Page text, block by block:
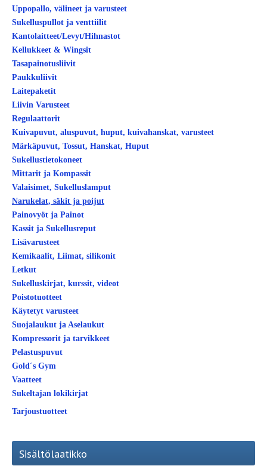
Uppopallo, välineet ja varusteet
Sukelluspullot ja venttiilit
Kantolaitteet/Levyt/Hihnastot
Kellukkeet & Wingsit
Tasapainotusliivit
Paukkuliivit
Laitepaketit
Liivin Varusteet
Regulaattorit
Kuivapuvut, aluspuvut, huput, kuivahanskat, varusteet
Märkäpuvut, Tossut, Hanskat, Huput
Sukellustietokoneet
Mittarit ja Kompassit
Valaisimet, Sukelluslamput
Narukelat, säkit ja poijut
Painovyöt ja Painot
Kassit ja Sukellusreput
Lisävarusteet
Kemikaalit, Liimat, silikonit
Letkut
Sukelluskirjat, kurssit, videot
Poistotuotteet
Käytetyt varusteet
Suojalaukut ja Aselaukut
Kompressorit ja tarvikkeet
Pelastuspuvut
Gold´s Gym
Vaatteet
Sukeltajan lokikirjat
Tarjoustuotteet
Sisältölaatikko